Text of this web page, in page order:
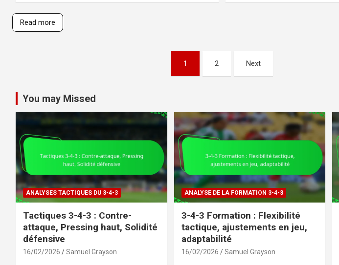
Read more
1 2 Next
You may Missed
ANALYSES TACTIQUES DU 3-4-3
Tactiques 3-4-3 : Contre-
attaque, Pressing haut, Solidité
défensive
16/02/2026 Samuel Grayson
ANALYSE DE LA FORMATION 3-4-3
3-4-3 Formation : Flexibilité
tactique, ajustements en jeu,
adaptabilité
16/02/2026 Samuel Grayson